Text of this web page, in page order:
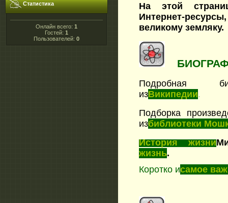
Статистика
Онлайн всего: 1
Гостей: 1
Пользователей: 0
На этой
Интернет-
великому земляку.
Подробная
изВикипедии.
Подборка
избиблиотеки
История жизни
жизнь.
Коротко исамое